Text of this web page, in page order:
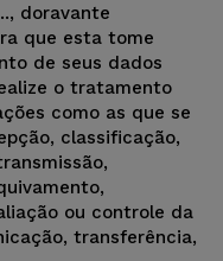
doravante
que esta tome
de seus dados
o tratamento
como as que se
classificação,
ou controle da
transferência,